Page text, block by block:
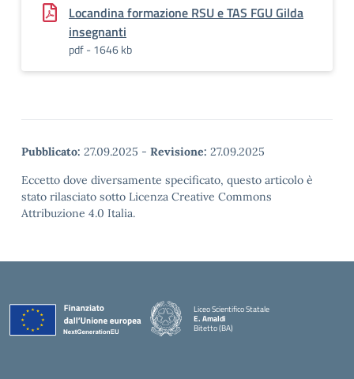
Locandina formazione RSU e TAS FGU Gilda
insegnanti
pdf - 1646 kb
Pubblicato: 27.09.2025 - Revisione: 27.09.2025
Eccetto dove diversamente specificato, questo articolo è
stato rilasciato sotto Licenza Creative Commons
Attribuzione 4.0 Italia.
Liceo Scientifico Statale
E. Amaldi
Bitetto (BA)